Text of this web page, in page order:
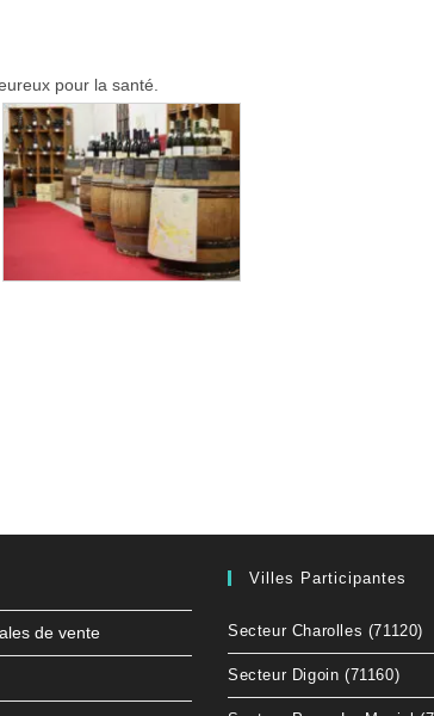
pour la santé.
de vente
Villes Participantes
Secteur Charolles (71120)
Secteur Digoin (71160)